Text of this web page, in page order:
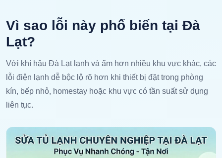
Vì sao lỗi này phổ biến tại Đà
Lạt?
Với khí hậu Đà Lạt lạnh và ẩm hơn nhiều khu vực khác, các
lỗi điện lạnh dễ bộc lộ rõ hơn khi thiết bị đặt trong phòng
kín, bếp nhỏ, homestay hoặc khu vực có tần suất sử dụng
liên tục.